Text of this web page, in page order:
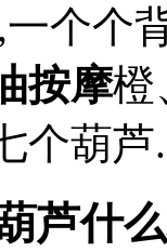
个个
按摩橙
个葫芦
芦什